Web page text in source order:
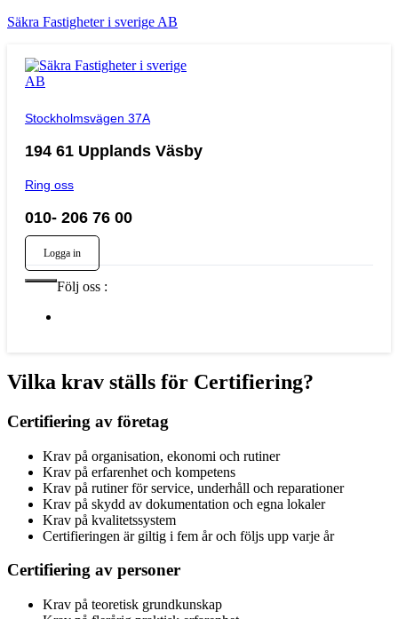
Säkra Fastigheter i sverige AB
Stockholmsvägen 37A
194 61 Upplands Väsby
Ring oss
010- 206 76 00
Logga in
Följ oss :
Vilka krav ställs för Certifiering?
Certifiering av företag
Krav på organisation, ekonomi och rutiner
Krav på erfarenhet och kompetens
Krav på rutiner för service, underhåll och reparationer
Krav på skydd av dokumentation och egna lokaler
Krav på kvalitetssystem
Certifieringen är giltig i fem år och följs upp varje år
Certifiering av personer
Krav på teoretisk grundkunskap